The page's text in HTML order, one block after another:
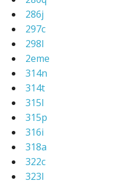
286j
297c
298l
2eme
314n
314t
315l
315p
316i
318a
322c
323l